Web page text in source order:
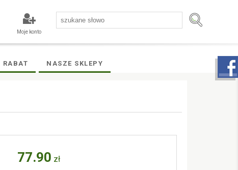
Moje konto
RABAT NASZE SKLEPY
77.90 zł